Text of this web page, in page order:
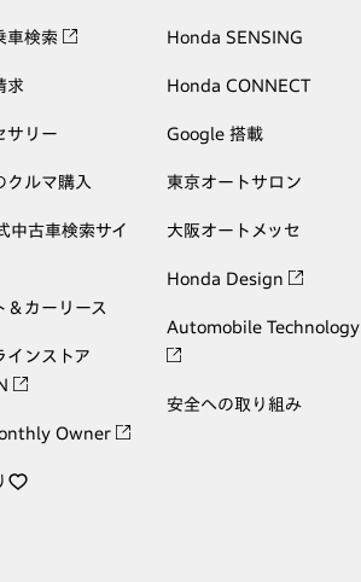
車検索
求
サリー
クルマ購入
中古車検索サイ
＆カーリース
インストア
Owner
Honda SENSING
Honda CONNECT
Google 搭載
東京オートサロン
大阪オートメッセ
Honda Design
Automobile Technology
安全への取り組み